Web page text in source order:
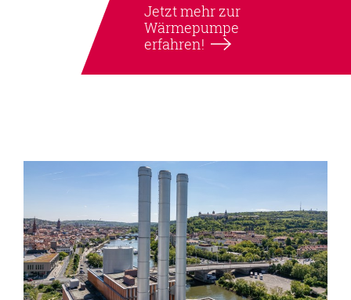
Jetzt mehr zur
Wärmepumpe
erfahren!